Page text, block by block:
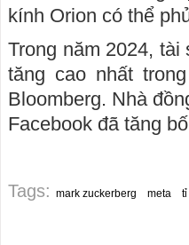
kính Orion có thể
Trong năm 2024,
tăng cao nhất
Bloomberg. Nhà
Facebook đã tăng
Tags: mark zuckerberg meta tỉ